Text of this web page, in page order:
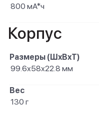
800 мА*ч
Корпус
Размеры (ШxВxТ)
99.6х58х22.8 мм
Вес
130 г